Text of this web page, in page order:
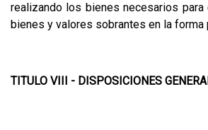
realizando los bienes necesarios
bienes y valores sobrantes en la
TITULO VIII - DISPOSICIONES